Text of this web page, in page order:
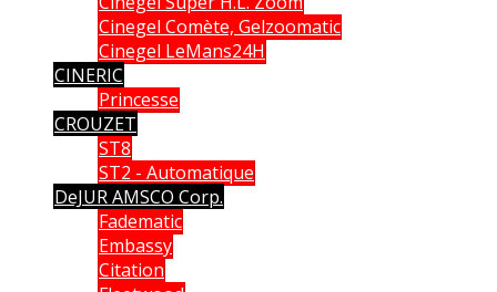
Cinegel Comète, Gelzoomatic
Cinegel LeMans24H
CINERIC
Princesse
CROUZET
ST8
ST2 - Automatique
DeJUR AMSCO Corp.
Fadematic
Embassy
Citation